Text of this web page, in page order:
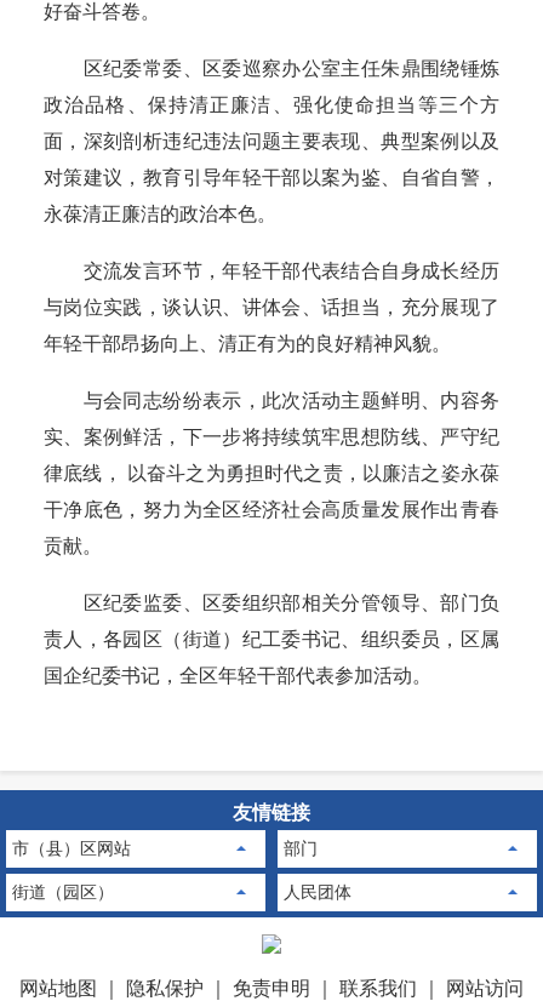
好奋斗答卷。
区纪委常委、区委巡察办公室主任朱鼎围绕锤炼
政治品格、保持清正廉洁、强化使命担当等三个方
面，深刻剖析违纪违法问题主要表现、典型案例以及
对策建议，教育引导年轻干部以案为鉴、自省自警，
永葆清正廉洁的政治本色。
交流发言环节，年轻干部代表结合自身成长经历
与岗位实践，谈认识、讲体会、话担当，充分展现了
年轻干部昂扬向上、清正有为的良好精神风貌。
与会同志纷纷表示，此次活动主题鲜明、内容务
实、案例鲜活，下一步将持续筑牢思想防线、严守纪
律底线， 以奋斗之为勇担时代之责，以廉洁之姿永葆
干净底色，努力为全区经济社会高质量发展作出青春
贡献。
区纪委监委、区委组织部相关分管领导、部门负
责人，各园区（街道）纪工委书记、组织委员，区属
国企纪委书记，全区年轻干部代表参加活动。
友情链接
市（县）区网站 部门
街道（园区） 人民团体
网站地图 隐私保护 免责申明 联系我们 网站访问